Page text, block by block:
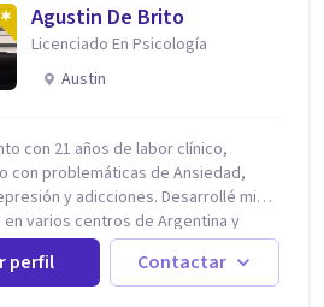
Agustin De Brito
Licenciado En Psicología
Austin
con 21 años de labor clínico,
con problemáticas de Ansiedad,
varios centros de Argentina y
y actualmente me dedico a la
Utilizo terapias cognitivas
basadas en evidencia científica
perfil Contactar